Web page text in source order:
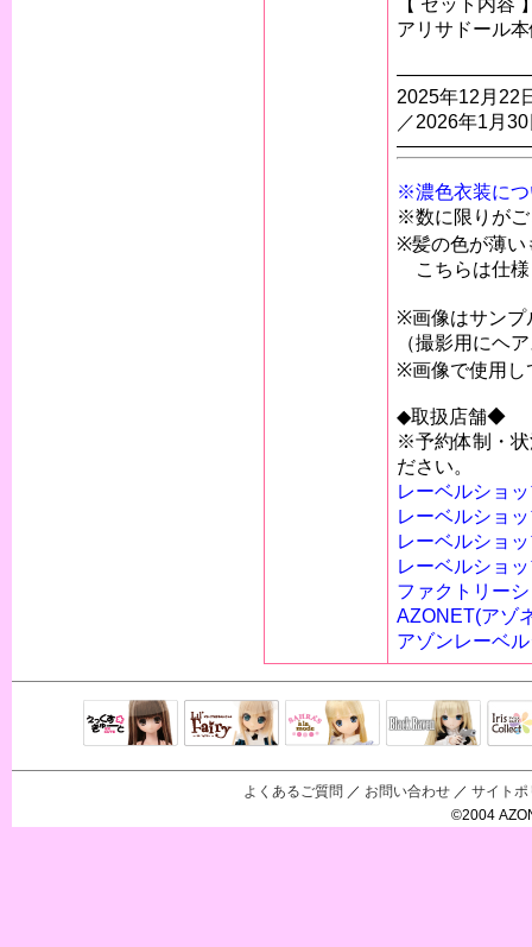
【 セット内容
アリサドール
2025年12月22
／2026年1月
※濃色衣装に
※数に限りがご
※髪の色が薄い
こちらは仕様
※画像はサンプ
（撮影用にヘ
※画像で使用し
◆取扱店舗◆
※予約体制・状
ださい。
レーベルショ
レーベルショ
レーベルショ
レーベルショ
ファクトリー
AZONET(アゾ
アゾンレーベ
よくあるご質問 ／ お問い合わせ ／ サイトポ
©2004